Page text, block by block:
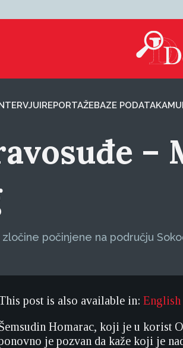
REPORTAŽEBAZE PODATAKA
–
počinjene na području
post is also available in: English
Homarac, koji je u korist
je pozvan da kaže koji je